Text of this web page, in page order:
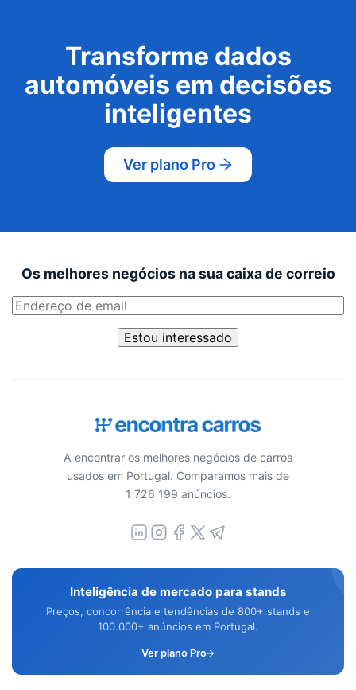
Transforme dados
automóveis em decisões
inteligentes
Ver plano Pro
Os melhores negócios na sua caixa de correio
Estou interessado
A encontrar os melhores negócios de carros
usados em Portugal. Comparamos mais de
1 726 199 anúncios.
Inteligência de mercado para stands
Preços, concorrência e tendências de 800+ stands e
100.000+ anúncios em Portugal.
Ver plano Pro